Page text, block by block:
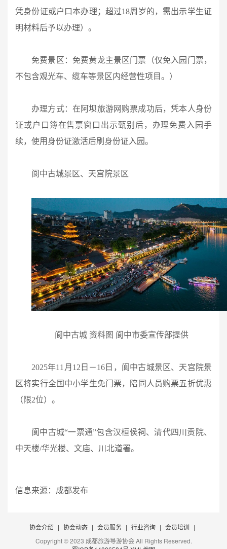
凭身份证或户口本办理；超过18周岁的，需出示学生证
明材料后予以办理）。
免费景区：免费黄龙主景区门票（仅免入园门票，
不包含观光车、缆车等景区内经营性项目。）
办理方式：在阿坝旅游网购票成功后，凭本人身份
证或户口簿在售票窗口出示甄别后，办理免费入园手
续，使用身份证激活后刷身份证入园。
阆中古城景区、天宫院景区
阆中古城 资料图 阆中市委宣传部提供
2025年11月12日－16日，阆中古城景区、天宫院景
区将实行全国中小学生免门票，陪同人员购票五折优惠
（限2位）。
阆中古城“一票通”包含汉桓侯祠、清代四川贡院、
中天楼/华光楼、文庙、川北道署。
信息来源： 成都发布
协会介绍 | 协会动态 | 会员服务 | 行业咨询 | 会员培训 |
Copyright © 2023 成都旅游导游协会 All Rights Reserved.